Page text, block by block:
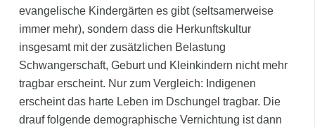
evangelische Kindergärten es gibt (seltsamerweise
immer mehr), sondern dass die Herkunftskultur
insgesamt mit der zusätzlichen Belastung
Schwangerschaft, Geburt und Kleinkindern nicht mehr
tragbar erscheint. Nur zum Vergleich: Indigenen
erscheint das harte Leben im Dschungel tragbar. Die
drauf folgende demographische Vernichtung ist dann